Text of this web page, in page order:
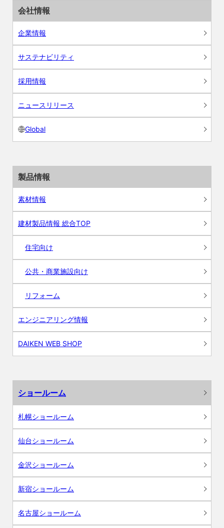
会社情報
企業情報
サステナビリティ
採用情報
ニュースリリース
Global
製品情報
素材情報
建材製品情報 総合TOP
住宅向け
公共・商業施設向け
リフォーム
エンジニアリング情報
DAIKEN WEB SHOP
ショールーム
札幌ショールーム
仙台ショールーム
金沢ショールーム
新宿ショールーム
名古屋ショールーム